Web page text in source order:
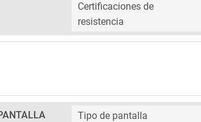
Certificaciones de
resistencia
Tipo de pantalla